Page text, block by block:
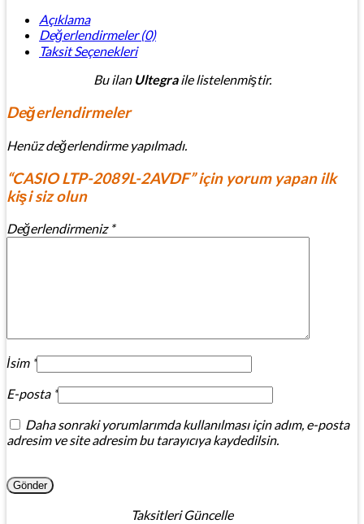
Açıklama
Değerlendirmeler (0)
Taksit Seçenekleri
Bu ilan Ultegraile listelenmiştir.
Değerlendirmeler
Henüz değerlendirme yapılmadı.
“CASIO LTP-2089L-2AVDF” için yorum yapan ilk
kişi siz olun
Değerlendirmeniz *
İsim *
E-posta *
Daha sonraki yorumlarımda kullanılması için adım, e-posta
adresim ve site adresim bu tarayıcıya kaydedilsin.
Taksitleri Güncelle